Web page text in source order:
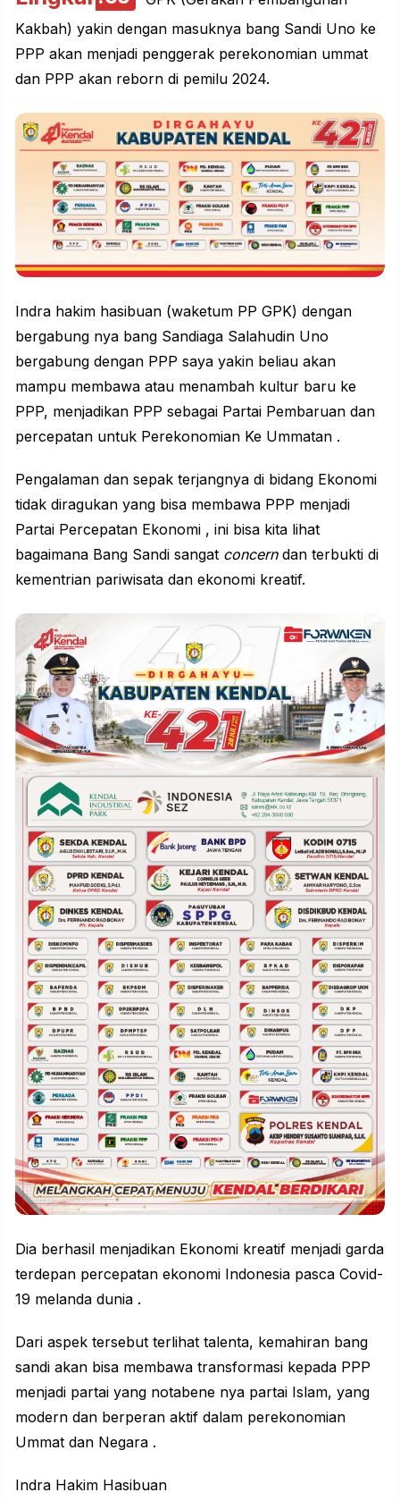
Kakbah) yakin dengan masuknya bang Sandi Uno ke
PPP akan menjadi penggerak perekonomian ummat
dan PPP akan reborn di pemilu 2024.
Indra hakim hasibuan (waketum PP GPK) dengan
bergabung nya bang Sandiaga Salahudin Uno
bergabung dengan PPP saya yakin beliau akan
mampu membawa atau menambah kultur baru ke
PPP, menjadikan PPP sebagai Partai Pembaruan dan
percepatan untuk Perekonomian Ke Ummatan .
Pengalaman dan sepak terjangnya di bidang Ekonomi
tidak diragukan yang bisa membawa PPP menjadi
Partai Percepatan Ekonomi , ini bisa kita lihat
bagaimana Bang Sandi sangat concerndan terbukti di
kementrian pariwisata dan ekonomi kreatif.
Dia berhasil menjadikan Ekonomi kreatif menjadi garda
terdepan percepatan ekonomi Indonesia pasca Covid-
19 melanda dunia .
Dari aspek tersebut terlihat talenta, kemahiran bang
sandi akan bisa membawa transformasi kepada PPP
menjadi partai yang notabene nya partai Islam, yang
modern dan berperan aktif dalam perekonomian
Ummat dan Negara .
Indra Hakim Hasibuan